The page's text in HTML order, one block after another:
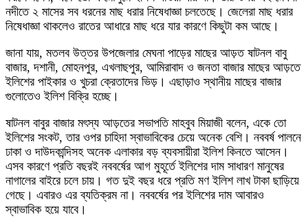
নদীতে ২ মাসের সব ধরনের মাছ ধরার নিষেধাজ্ঞা চলতেছে। জেলেরা মাছ ধরার
নিষেধাজ্ঞা থাকলেও রাতের আধারে মাছ ধরে যার কারণে কিছুটা কম আছে।
জানা যায়, মতলব উত্তর উপজেলার মেঘনা পাড়ের মাছের আড়ত ষাটনল বাবু
বাজার, দশানী, মোহনপুর, এখলাছপুর, আমিরাবাদ ও জনতা বাজার মাছের আড়তে
ইলিশের পাইকার ও খুচরা ক্রেতাদের ভিড়। এছাড়াও স্থানীয় মাছের বাজার
গুলোতেও ইলিশ বিক্রি হচ্ছে।
ষাটনল বাবুর বাজার মৎস্য আড়তের সভাপতি মাহবুব মিয়াজী বলেন, একে তো
ইলিশের সংকট, তার ওপর চাহিদা স্বাভাবিকের চেয়ে অনেক বেশি। নববর্ষ পালনে
ঢাকা ও দাউদকান্দিসহ অনেক এলাকার বড় ব্যবসায়ীরা ইলিশ কিনতে আসেন।
এসব কারণে প্রতি বছরই নববর্ষের আগ মুহূর্তে ইলিশের দাম সাধারণ মানুষের
নাগালের বাইরে চলে চায়। গত দুই বছর ধরে প্রতি মণ ইলিশ লাখ টাকা ছাড়িয়ে
গেছে। এবারও এর ব্যতিক্রম না। নববর্ষের পর ইলিশের দাম আবারও
স্বাভাবিক হয়ে যাবে।